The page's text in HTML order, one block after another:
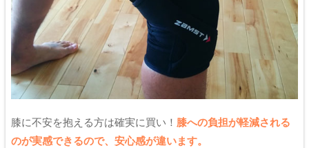
膝に不安を抱える方は確実に買い！ 膝への負担が軽減される
のが実感できるので、安心感が違います。